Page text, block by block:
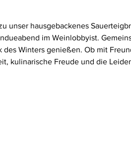
unser hausgebackenes
im Weinlobbyist.
Winters genießen. Ob mit
kulinarische Freude und die